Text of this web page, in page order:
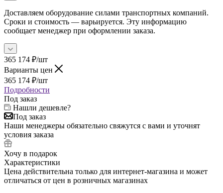
Доставляем оборудование силами транспортных компаний.
Сроки и стоимость — варьируется. Эту информацию
сообщает менеджер при оформлении заказа.
365 174 ₽/шт
Варианты цен
365 174 ₽/шт
Подробности
Под заказ
Нашли дешевле?
Под заказ
Наши менеджеры обязательно свяжутся с вами и уточнят
условия заказа
Хочу в подарок
Характеристики
Цена действительна только для интернет-магазина и может
отличаться от цен в розничных магазинах